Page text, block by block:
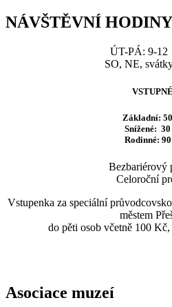
NÁVŠTĚVNÍ HODINY
ÚT-PÁ: 9-12
SO, NE,
Základní:
Snížené:
Rodinné:
Bezbariérový
Celoroční
Vstupenka za speciální
městem
do pěti osob včetně 100
Asociace muzeí